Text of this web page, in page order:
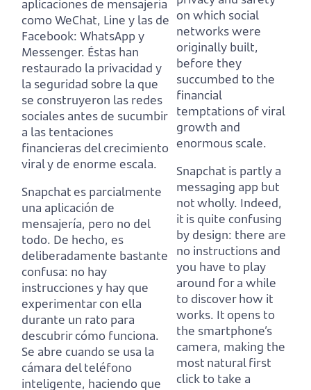
aplicaciones de mensajería
como WeChat, Line y las de
Facebook: WhatsApp y
Messenger. Éstas han
restaurado la privacidad y
la seguridad sobre la que
se construyeron las redes
sociales antes de sucumbir
a las tentaciones
financieras del crecimiento
viral y de enorme escala.
Snapchat es parcialmente
una aplicación de
mensajería, pero no del
todo. De hecho, es
deliberadamente bastante
confusa: no hay
instrucciones y hay que
experimentar con ella
durante un rato para
descubrir cómo funciona.
Se abre cuando se usa la
cámara del teléfono
inteligente, haciendo que
on which social
networks were
originally built,
before they
succumbed to the
financial
temptations of viral
growth and
enormous scale.
Snapchat is partly a
messaging app but
not wholly. Indeed,
it is quite confusing
by design: there are
no instructions and
you have to play
around for a while
to discover how it
works. It opens to
the smartphone’s
camera, making the
most natural first
click to take a